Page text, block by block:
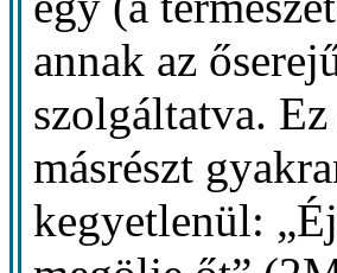
annak az
szolgáltatva.
másrészt
kegyetlenül: